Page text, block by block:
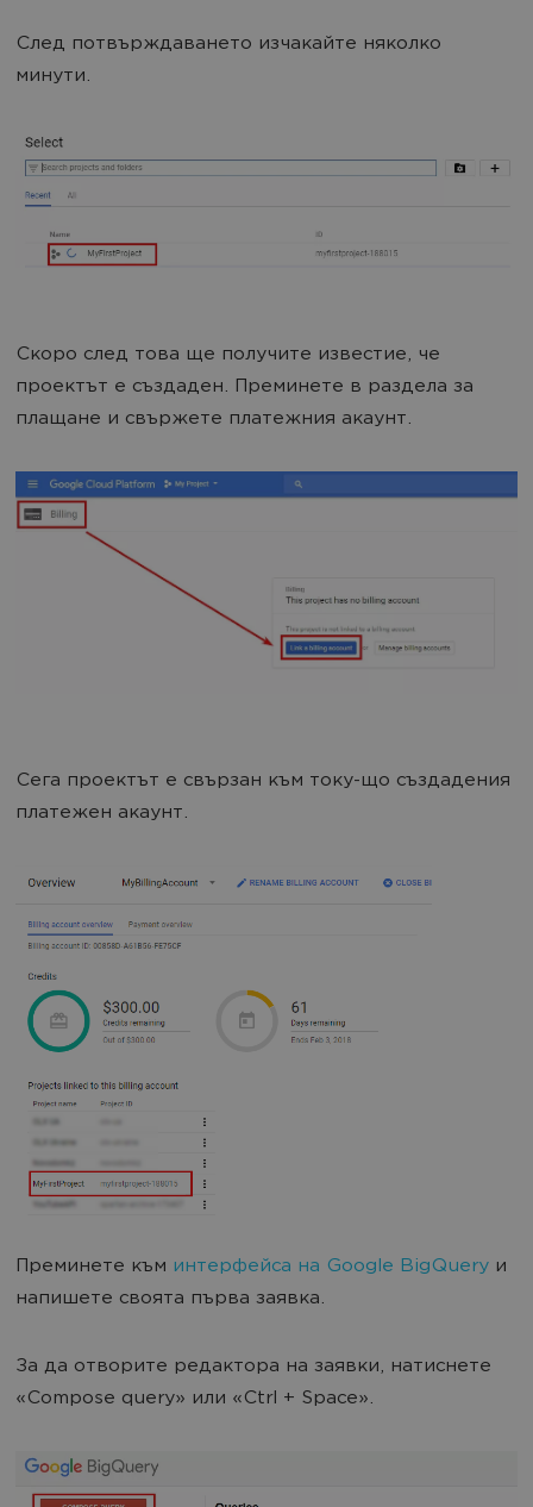
След потвърждаването изчакайте няколко
минути.
Скоро след това ще получите известие, че
проектът е създаден. Преминете в раздела за
плащане и свържете платежния акаунт.
Сега проектът е свързан към току-що създадения
платежен акаунт.
Преминете към интерфейса на Google BigQuery и
напишете своята първа заявка.
За да отворите редактора на заявки, натиснете
«Compose query» или «Ctrl + Space».